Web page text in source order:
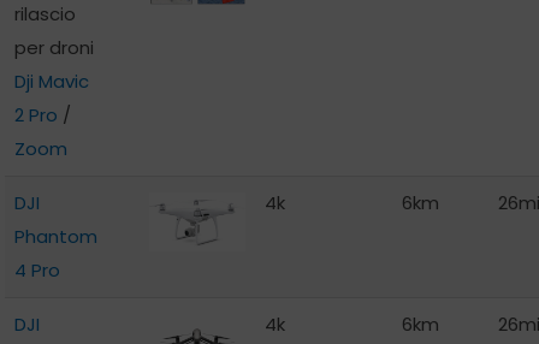
rilascio
per droni
Dji Mavic
2 Pro /
Zoom
DJI
Phantom
4 Pro
4k 6km
DJI
4k 6km